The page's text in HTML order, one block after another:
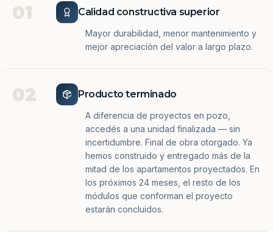
01 Calidad constructiva superior
Mayor durabilidad, menor mantenimiento y
mejor apreciación del valor a largo plazo.
02 Producto terminado
A diferencia de proyectos en pozo,
accedés a una unidad finalizada — sin
incertidumbre. Final de obra otorgado. Ya
hemos construido y entregado más de la
mitad de los apartamentos proyectados. En
los próximos 24 meses, el resto de los
módulos que conforman el proyecto
estarán concluidos.